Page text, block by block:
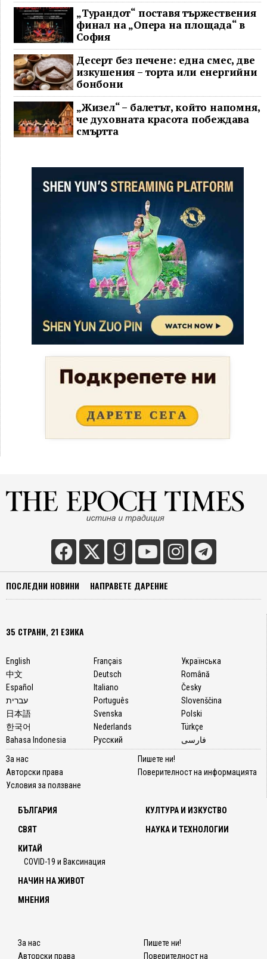
„Турандот“ поставя тържествения
финал на „Опера на площада“ в
София
Десерт без печене: една смес, две
изкушения – торта или енергийни
бонбони
„Жизел“ – балетът, който напомня,
че духовната красота побеждава
смъртта
ПОСЛЕДНИ НОВИНИ НАПРАВЕТЕ ДАРЕНИЕ
35 СТРАНИ, 21 ЕЗИКА
English
中文
Español
עברית
日本語
한국어
Bahasa Indonesia
Français
Deutsch
Italiano
Português
Svenska
Nederlands
Русский
Українська
Română
Česky
Slovenščina
Polski
Türkçe
فارسی
За нас
Авторски права
Условия за ползване
Пишете ни!
Поверителност на информацията
БЪЛГАРИЯ
СВЯТ
КИТАЙ
COVID-19 и Ваксинация
КУЛТУРА И ИЗКУСТВО
НАУКА И ТЕХНОЛОГИИ
НАЧИН НА ЖИВОТ
МНЕНИЯ
За нас
Авторски права
Пишете ни!
Поверителност на